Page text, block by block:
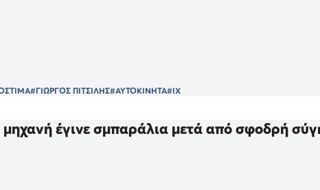
#ΓΙΩΡΓΟΣ ΠΙΤΣΙΛΗΣ#ΑΥΤΟΚΙΝΗΤΑ#ΙΧ
έγινε σμπαράλια μετά από σφοδρή